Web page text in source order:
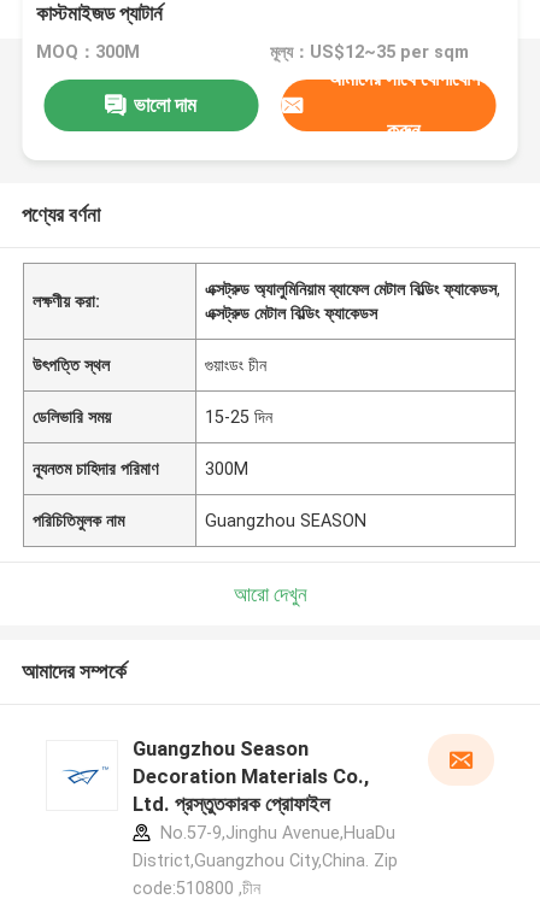
কাস্টমাইজড প্যাটার্ন
MOQ：300M মূল্য：US$12~35 per sqm
ভালো দাম
আমাদের সাথে যোগাযোগ
করুন
পণ্যের বর্ণনা
লক্ষণীয় করা:
এক্সট্রুড অ্যালুমিনিয়াম ব্যাফেল মেটাল বিল্ডিং ফ্যাকেডস,
এক্সট্রুড মেটাল বিল্ডিং ফ্যাকেডস
উৎপত্তি স্থল গুয়াংডং চীন
ডেলিভারি সময় 15-25 দিন
ন্যূনতম চাহিদার পরিমাণ 300M
পরিচিতিমুলক নাম Guangzhou SEASON
আরো দেখুন
আমাদের সম্পর্কে
Guangzhou Season
Decoration Materials Co.,
Ltd. প্রস্তুতকারক প্রোফাইল
No.57-9,Jinghu Avenue,HuaDu
District,Guangzhou City,China. Zip
code:510800 ,চীন